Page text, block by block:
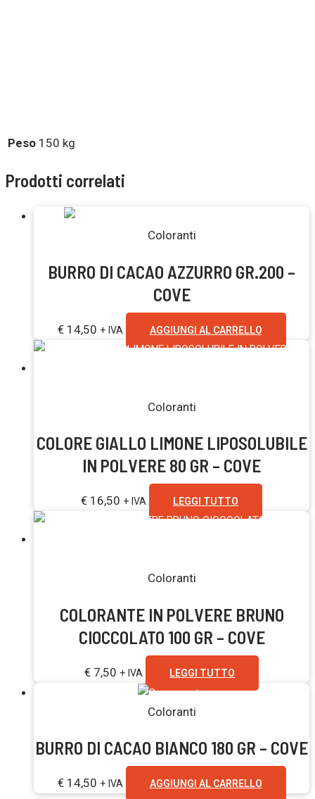
Peso 150 kg
Prodotti correlati
Coloranti
BURRO DI CACAO AZZURRO GR.200 –
COVE
€14,50 + IVA AGGIUNGI AL CARRELLO
Coloranti
COLORE GIALLO LIMONE LIPOSOLUBILE
IN POLVERE 80 GR – COVE
€ 16,50 + IVA LEGGI TUTTO
Coloranti
COLORANTE IN POLVERE BRUNO
CIOCCOLATO 100 GR – COVE
€ 7,50 + IVA LEGGI TUTTO
Coloranti
BURRO DI CACAO BIANCO 180 GR – COVE
€14,50 + IVA AGGIUNGI AL CARRELLO